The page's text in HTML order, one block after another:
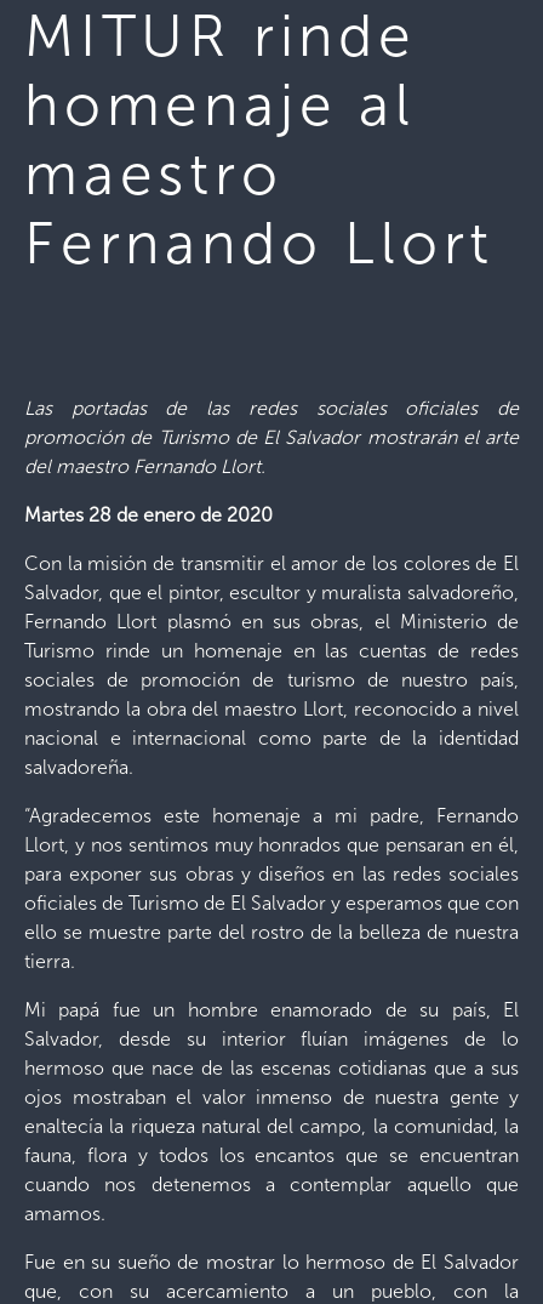
MITUR rinde
homenaje al
maestro
Fernando Llort
Las portadas de las redes sociales oficiales de
promoción de Turismo de El Salvador mostrarán el arte
del maestro Fernando Llort.
Martes 28 de enero de 2020
Con la misión de transmitir el amor de los colores de El
Salvador, que el pintor, escultor y muralista salvadoreño,
Fernando Llort plasmó en sus obras, el Ministerio de
Turismo rinde un homenaje en las cuentas de redes
sociales de promoción de turismo de nuestro país,
mostrando la obra del maestro Llort, reconocido a nivel
nacional e internacional como parte de la identidad
salvadoreña.
“Agradecemos este homenaje a mi padre, Fernando
Llort, y nos sentimos muy honrados que pensaran en él,
para exponer sus obras y diseños en las redes sociales
oficiales de Turismo de El Salvador y esperamos que con
ello se muestre parte del rostro de la belleza de nuestra
tierra.
Mi papá fue un hombre enamorado de su país, El
Salvador, desde su interior fluían imágenes de lo
hermoso que nace de las escenas cotidianas que a sus
ojos mostraban el valor inmenso de nuestra gente y
enaltecía la riqueza natural del campo, la comunidad, la
fauna, flora y todos los encantos que se encuentran
cuando nos detenemos a contemplar aquello que
amamos.
Fue en su sueño de mostrar lo hermoso de El Salvador
que, con su acercamiento a un pueblo, con la